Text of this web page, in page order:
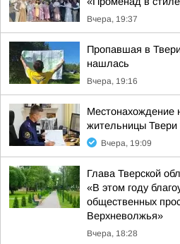
Вчера, 19:37
Пропавшая в
нашлась
Вчера, 19:16
Местонахождение
жительницы Твери
Вчера, 19:09
Глава Тверской
«В этом году
общественных
Верхневолжья»
Вчера, 18:28